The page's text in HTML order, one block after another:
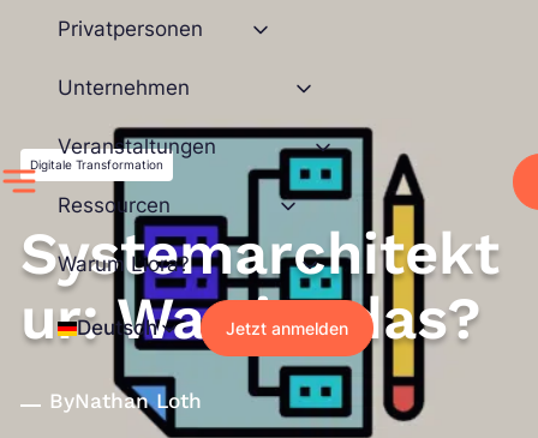
springen
Privatpersonen
Unternehmen
Veranstaltungen
Ressourcen
Warum Liora?
Deutsch Jetzt anmelden
Digitale Transformation
Systemarchitekt
ur: Was ist das?
ByNathan Loth